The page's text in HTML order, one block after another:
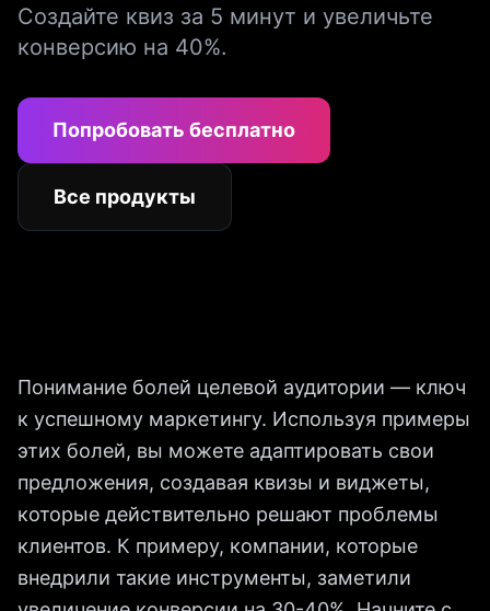
Создайте квиз за 5 минут и увеличьте
конверсию на 40%.
Попробовать бесплатно
Все продукты
Понимание болей целевой аудитории — ключ
к успешному маркетингу. Используя примеры
этих болей, вы можете адаптировать свои
предложения, создавая квизы и виджеты,
которые действительно решают проблемы
клиентов. К примеру, компании, которые
внедрили такие инструменты, заметили